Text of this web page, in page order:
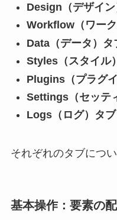
Design（デザイ
Workflow（ワー
Data（データ）タ
Styles（スタイル
Plugins（プラグ
Settings（セッテ
Logs（ログ）タブ
それぞれのタブにつ
基本操作：要素の